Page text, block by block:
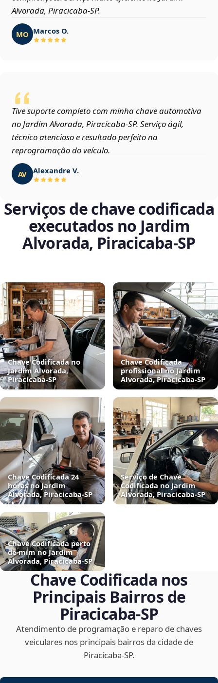
Alvorada, Piracicaba‑SP.
MO Marcos O.
Tive suporte completo com minha chave automotiva
no Jardim Alvorada, Piracicaba‑SP. Serviço ágil,
técnico atencioso e resultado perfeito na
reprogramação do veículo.
AV Alexandre V.
Serviços de chave codificada
executados no Jardim
Alvorada, Piracicaba‑SP
Chave Codificada no
Jardim Alvorada,
Piracicaba‑SP
Chave Codificada
profissional no Jardim
Alvorada, Piracicaba‑SP
Chave Codificada 24
horas no Jardim
Alvorada, Piracicaba‑SP
Serviço de Chave
Codificada no Jardim
Alvorada, Piracicaba‑SP
Chave Codificada perto
de mim no Jardim
Alvorada, Piracicaba‑SP
Chave Codificada nos
Principais Bairros de
Piracicaba‑SP
Atendimento de programação e reparo de chaves
veiculares nos principais bairros da cidade de
Piracicaba‑SP.